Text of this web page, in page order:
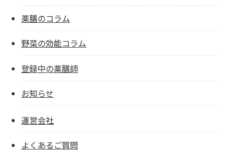
薬膳のコラム
野菜の効能コラム
登録中の薬膳師
お知らせ
運営会社
よくあるご質問